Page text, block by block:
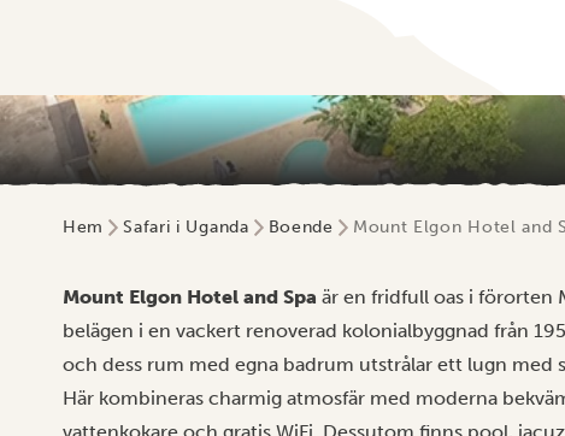
Hem Safari i Uganda Boende Mount Elgon Hotel and
Mount Elgon Hotel and Spa är en fridfull oas i förorten
belägen i en vackert renoverad kolonialbyggnad från
och dess rum med egna badrum utstrålar ett lugn med
Här kombineras charmig atmosfär med moderna